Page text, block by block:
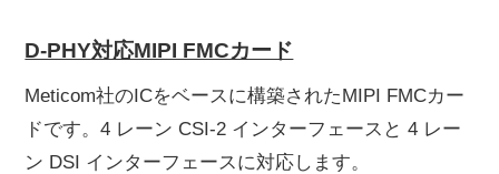
D-PHY対応MIPI FMCカード
Meticom社のICをベースに構築されたMIPI FMCカー
ドです。4 レーン CSI-2 インターフェースと 4 レー
ン DSI インターフェースに対応します。